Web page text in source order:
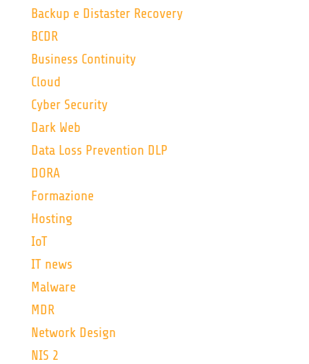
Backup e Distaster Recovery
BCDR
Business Continuity
Cloud
Cyber Security
Dark Web
Data Loss Prevention DLP
DORA
Formazione
Hosting
IoT
IT news
Malware
MDR
Network Design
NIS 2